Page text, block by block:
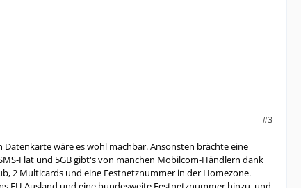
#3
wäre es wohl machbar. Ansonsten brächte eine
Flat und 5GB gibt's von manchen Mobilcom-Händlern dank
2 Multicards und eine Festnetznummer in der Homezone.